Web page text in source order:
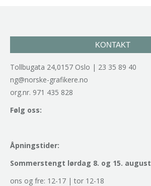
KONTAKT
Tollbugata 24,0157 Oslo | 23 35 89 40
ng@norske-grafikere.no
org.nr. 971 435 828
Følg oss:
Åpningstider:
Sommerstengt lørdag 8. og 15. august
ons og fre: 12-17 | tor 12-18